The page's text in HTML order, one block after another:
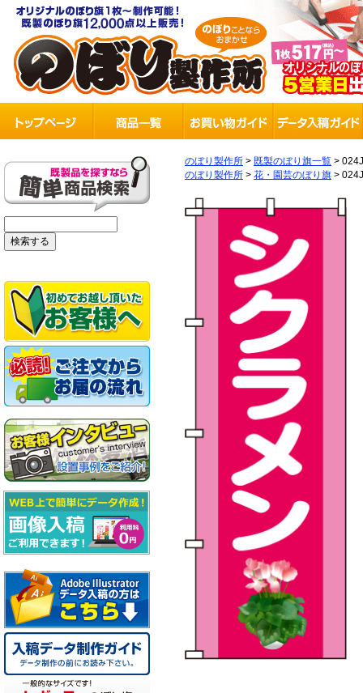
のぼり製作所 > 既製のぼり旗一覧 >
のぼり製作所 > 花・園芸のぼり旗 >